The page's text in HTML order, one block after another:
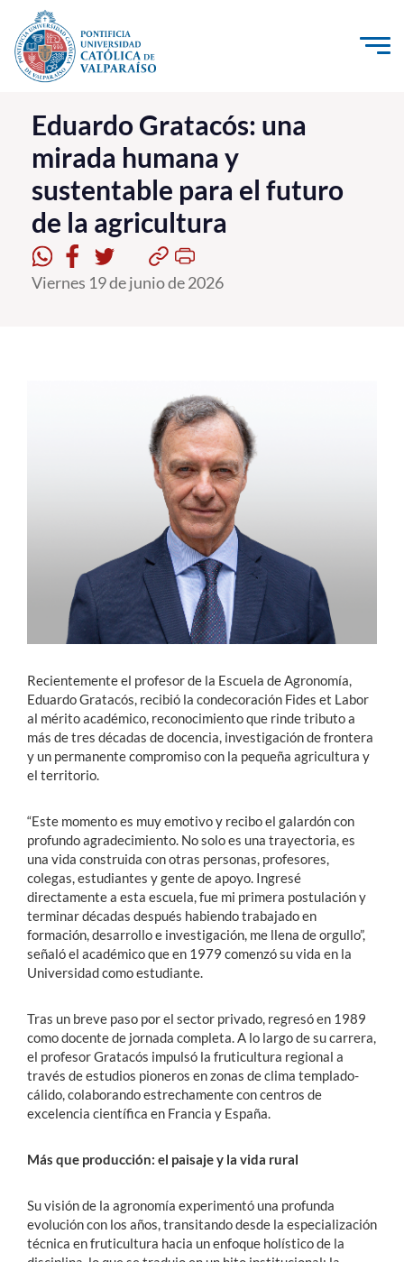
Click acá para ir directamente al contenido
La Universidad
Investigación, Creación e Innovación
PUCV Internacional
Vinculación con el Medio
Admisión
English
Eduardo Gratacós: una
mirada humana y
sustentable para el futuro
de la agricultura
Viernes 19 de junio de 2026
Recientemente el profesor de la Escuela de Agronomía,
Eduardo Gratacós, recibió la condecoración Fides et Labor
al mérito académico, reconocimiento que rinde tributo a
más de tres décadas de docencia, investigación de frontera
y un permanente compromiso con la pequeña agricultura y
el territorio.
“Este momento es muy emotivo y recibo el galardón con
profundo agradecimiento. No solo es una trayectoria, es
una vida construida con otras personas, profesores,
colegas, estudiantes y gente de apoyo. Ingresé
directamente a esta escuela, fue mi primera postulación y
terminar décadas después habiendo trabajado en
formación, desarrollo e investigación, me llena de orgullo”,
señaló el académico que en 1979 comenzó su vida en la
Universidad como estudiante.
Tras un breve paso por el sector privado, regresó en 1989
como docente de jornada completa. A lo largo de su carrera,
el profesor Gratacós impulsó la fruticultura regional a
través de estudios pioneros en zonas de clima templado-
cálido, colaborando estrechamente con centros de
excelencia científica en Francia y España.
Más que producción: el paisaje y la vida rural
Su visión de la agronomía experimentó una profunda
evolución con los años, transitando desde la especialización
técnica en fruticultura hacia un enfoque holístico de la